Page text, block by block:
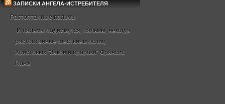
ЗАПИСКИ АНГЕЛА-ИСТРЕБИТЕЛЯ
Растоптанные пальмы
И пальмы поднимутся, пальмы, некогда
растоптанные шествием ослиц
Христовых."Закон и пророки" Франсис
Понж